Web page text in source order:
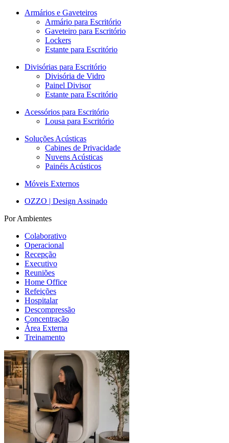
Armários e Gaveteiros
Armário para Escritório
Gaveteiro para Escritório
Lockers
Estante para Escritório
Divisórias para Escritório
Divisória de Vidro
Painel Divisor
Estante para Escritório
Acessórios para Escritório
Lousa para Escritório
Soluções Acústicas
Cabines de Privacidade
Nuvens Acústicas
Painéis Acústicos
Móveis Externos
OZZO | Design Assinado
Por Ambientes
Colaborativo
Operacional
Recepção
Executivo
Reuniões
Home Office
Refeições
Hospitalar
Descompressão
Concentração
Área Externa
Treinamento